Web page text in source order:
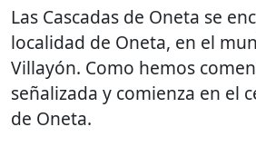
Las Cascadas de Oneta se
localidad de Oneta, en el
Villayón. Como hemos
señalizada y comienza en el
de Oneta.